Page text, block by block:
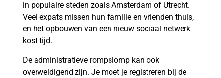
in populaire steden zoals Amsterdam of Utrecht.
Veel expats missen hun familie en vrienden thuis,
en het opbouwen van een nieuw sociaal netwerk
kost tijd.
De administratieve rompslomp kan ook
overweldigend zijn. Je moet je registreren bij de